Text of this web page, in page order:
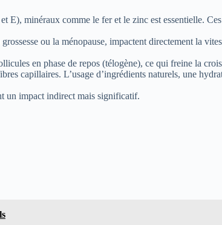
E), minéraux comme le fer et le zinc est essentielle.
ou la ménopause, impactent directement la
en phase de repos (télogène), ce qui freine la
capillaires. L’usage d’ingrédients naturels, une
un impact indirect mais significatif.